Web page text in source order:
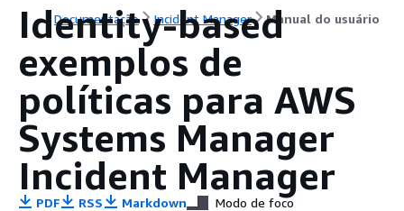
Documentação Incident Manager Manual do usuário
Identity-based
exemplos de
políticas para AWS
Systems Manager
Incident Manager
PDF RSS Markdown Modo de foco